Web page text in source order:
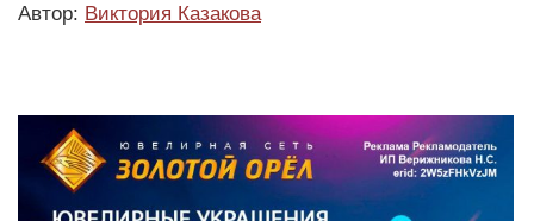
Автор: Виктория Казакова